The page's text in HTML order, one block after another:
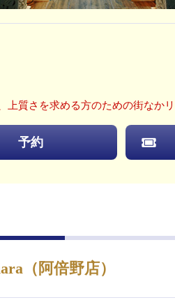
上質さを求める方のための街なか
予約
（阿倍野店）